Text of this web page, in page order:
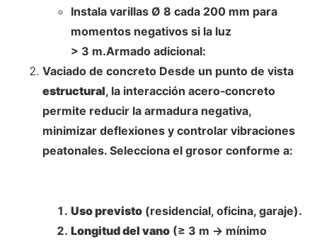
Instala varillas Ø 8 cada 200 mm para
momentos negativos si la luz
> 3 m.Armado adicional:
Vaciado de concreto Desde un punto de vista
estructural, la interacción acero‑concreto
permite reducir la armadura negativa,
minimizar deflexiones y controlar vibraciones
peatonales. Selecciona el grosor conforme a:
Uso previsto (residencial, oficina, garaje).
Longitud del vano (≥ 3 m → mínimo